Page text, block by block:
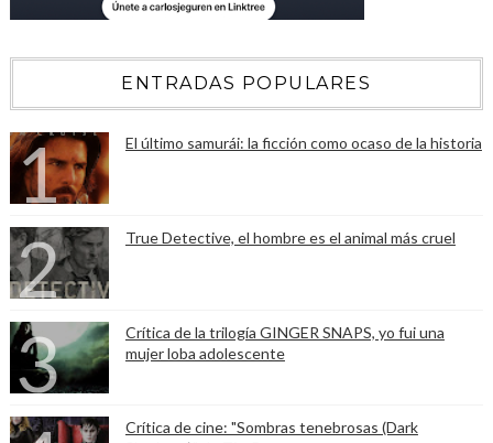
ENTRADAS POPULARES
El último samurái: la ficción como ocaso de la historia
True Detective, el hombre es el animal más cruel
Crítica de la trilogía GINGER SNAPS, yo fui una
mujer loba adolescente
Crítica de cine: "Sombras tenebrosas (Dark